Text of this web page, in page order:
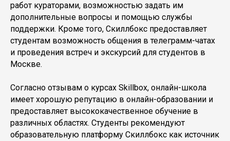
работ кураторами, возможностью задать им
дополнительные вопросы и помощью службы
поддержки. Кроме того, Скиллбокс предоставляет
студентам возможность общения в телеграмм-чатах
и проведения встреч и экскурсий для студентов в
Москве.
Согласно отзывам о курсах Skillbox, онлайн-школа
имеет хорошую репутацию в онлайн-образовании и
предоставляет высококачественное обучение в
различных областях. Студенты рекомендуют
образовательную платформу Скиллбокс как источник